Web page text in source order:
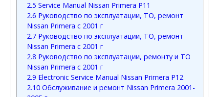
2.5 Service Manual Nissan Primera P11
2.6 Руководство по эксплуатации, ТО, ремонт
Nissan Primera с 2001 г
2.7 Руководство по эксплуатации, ТО, ремонт
Nissan Primera с 2001 г
2.8 Руководство по эксплуатации, ремонту и ТО
Nissan Primera с 2001 г
2.9 Electronic Service Manual Nissan Primera P12
2.10 Обслуживание и ремонт Nissan Primera 2001-